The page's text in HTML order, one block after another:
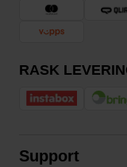
RASK
Support